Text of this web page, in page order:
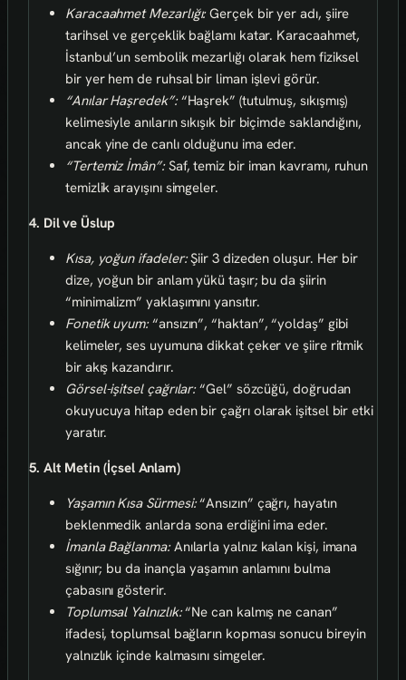
Karacaahmet Mezarlığı:Gerçek bir yer adı, şiire
tarihsel ve gerçeklik bağlamı katar. Karacaahmet,
İstanbul’un sembolik mezarlığı olarak hem fiziksel
bir yer hem de ruhsal bir liman işlevi görür.
“Anılar Haşredek”:“Haşrek” (tutulmuş, sıkışmış)
kelimesiyle anıların sıkışık bir biçimde saklandığını,
ancak yine de canlı olduğunu ima eder.
“Tertemiz İmân”:Saf, temiz bir iman kavramı, ruhun
temizlik arayışını simgeler.
4. Dil ve Üslup
Kısa, yoğun ifadeler:Şiir 3 dizeden oluşur. Her bir
dize, yoğun bir anlam yükü taşır; bu da şiirin
“minimalizm” yaklaşımını yansıtır.
Fonetik uyum:“ansızın”, “haktan”, “yoldaş” gibi
kelimeler, ses uyumuna dikkat çeker ve şiire ritmik
bir akış kazandırır.
Görsel-işitsel çağrılar:“Gel” sözcüğü, doğrudan
okuyucuya hitap eden bir çağrı olarak işitsel bir etki
yaratır.
5. Alt Metin (İçsel Anlam)
Yaşamın Kısa Sürmesi:“Ansızın” çağrı, hayatın
beklenmedik anlarda sona erdiğini ima eder.
İmanla Bağlanma:Anılarla yalnız kalan kişi, imana
sığınır; bu da inançla yaşamın anlamını bulma
çabasını gösterir.
Toplumsal Yalnızlık:“Ne can kalmış ne canan”
ifadesi, toplumsal bağların kopması sonucu bireyin
yalnızlık içinde kalmasını simgeler.